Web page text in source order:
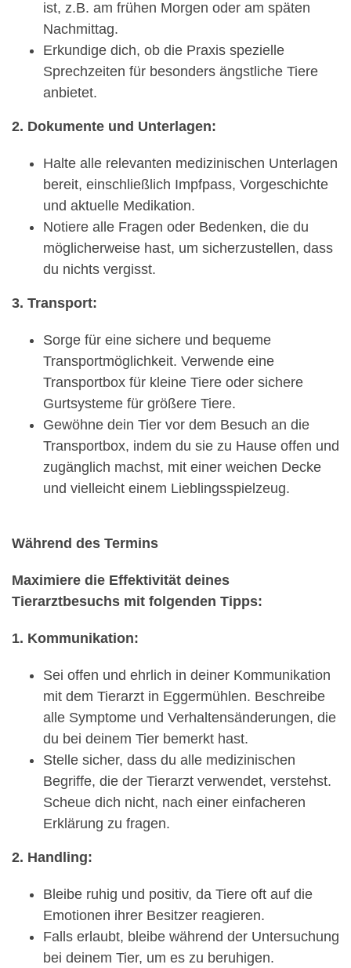
ist, z.B. am frühen Morgen oder am späten
Nachmittag.
Erkundige dich, ob die Praxis spezielle
Sprechzeiten für besonders ängstliche Tiere
anbietet.
2. Dokumente und Unterlagen:
Halte alle relevanten medizinischen Unterlagen
bereit, einschließlich Impfpass, Vorgeschichte
und aktuelle Medikation.
Notiere alle Fragen oder Bedenken, die du
möglicherweise hast, um sicherzustellen, dass
du nichts vergisst.
3. Transport:
Sorge für eine sichere und bequeme
Transportmöglichkeit. Verwende eine
Transportbox für kleine Tiere oder sichere
Gurtsysteme für größere Tiere.
Gewöhne dein Tier vor dem Besuch an die
Transportbox, indem du sie zu Hause offen und
zugänglich machst, mit einer weichen Decke
und vielleicht einem Lieblingsspielzeug.
Während des Termins
Maximiere die Effektivität deines
Tierarztbesuchs mit folgenden Tipps:
1. Kommunikation:
Sei offen und ehrlich in deiner Kommunikation
mit dem Tierarzt in Eggermühlen. Beschreibe
alle Symptome und Verhaltensänderungen, die
du bei deinem Tier bemerkt hast.
Stelle sicher, dass du alle medizinischen
Begriffe, die der Tierarzt verwendet, verstehst.
Scheue dich nicht, nach einer einfacheren
Erklärung zu fragen.
2. Handling:
Bleibe ruhig und positiv, da Tiere oft auf die
Emotionen ihrer Besitzer reagieren.
Falls erlaubt, bleibe während der Untersuchung
bei deinem Tier, um es zu beruhigen.